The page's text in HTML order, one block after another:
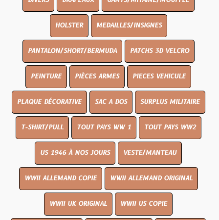
HOLSTER MEDAILLES/INSIGNES
PANTALON/SHORT/BERMUDA PATCHS 3D VELCRO
PEINTURE PIÈCES ARMES PIECES VEHICULE
PLAQUE DÉCORATIVE SAC A DOS SURPLUS MILITAIRE
T-SHIRT/PULL TOUT PAYS WW 1 TOUT PAYS WW2
US 1946 À NOS JOURS VESTE/MANTEAU
WWII ALLEMAND COPIE WWII ALLEMAND ORIGINAL
WWII UK ORIGINAL WWII US COPIE